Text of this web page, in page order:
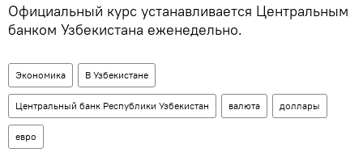
Официальный курс устанавливается Центральным
банком Узбекистана еженедельно.
Экономика В Узбекистане
Центральный банк Республики Узбекистан валюта доллары
евро